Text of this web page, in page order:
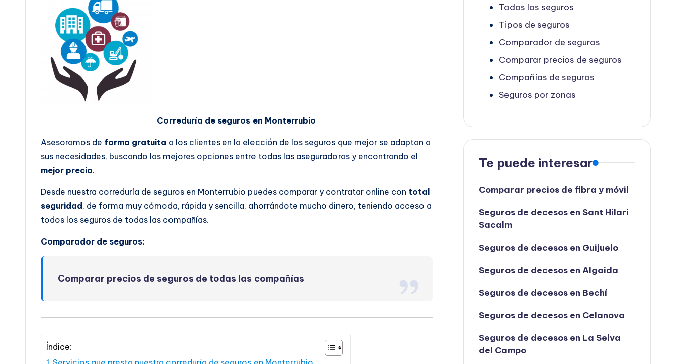
Correduría de seguros en Monterrubio
Asesoramos de forma gratuita a los clientes en la elección de los seguros que mejor se adaptan a
sus necesidades, buscando las mejores opciones entre todas las aseguradoras y encontrando el
mejor precio.
Desde nuestra correduría de seguros en Monterrubio puedes comparar y contratar online con total
seguridad , de forma muy cómoda, rápida y sencilla, ahorrándote mucho dinero, teniendo acceso a
todos los seguros de todas las compañías.
Comparador de seguros:
Comparar precios de seguros de todas las compañías
Índice:
Todos los seguros
Tipos de seguros
Comparador de seguros
Comparar precios de seguros
Compañías de seguros
Seguros por zonas
Te puede interesar
Comparar precios de fibra y móvil
Seguros de decesos en Sant Hilari
Sacalm
Seguros de decesos en Guijuelo
Seguros de decesos en Algaida
Seguros de decesos en Bechí
Seguros de decesos en Celanova
Seguros de decesos en La Selva
del Campo